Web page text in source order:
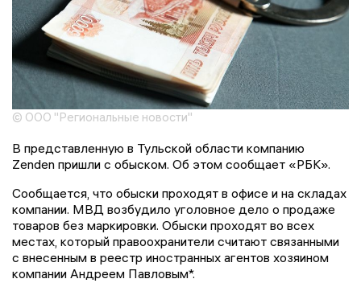
© ООО "Региональные новости"
В представленную в Тульской области компанию
Zenden пришли с обыском. Об этом сообщает «РБК».
Сообщается, что обыски проходят в офисе и на складах
компании. МВД возбудило уголовное дело о продаже
товаров без маркировки. Обыски проходят во всех
местах, который правоохранители считают связанными
с внесенным в реестр иностранных агентов хозяином
компании Андреем Павловым*.